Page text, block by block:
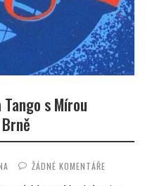
s Mírou
ŽÁDNÉ KOMENTÁŘE